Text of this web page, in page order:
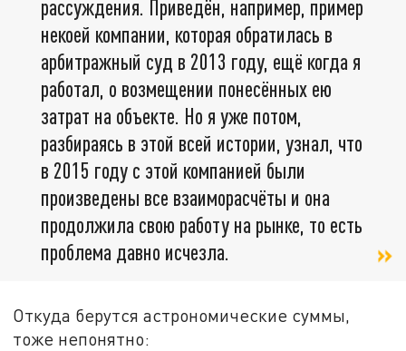
рассуждения. Приведён, например, пример
некоей компании, которая обратилась в
арбитражный суд в 2013 году, ещё когда я
работал, о возмещении понесённых ею
затрат на объекте. Но я уже потом,
разбираясь в этой всей истории, узнал, что
в 2015 году с этой компанией были
произведены все взаиморасчёты и она
продолжила свою работу на рынке, то есть
проблема давно исчезла.
Откуда берутся астрономические суммы,
тоже непонятно: